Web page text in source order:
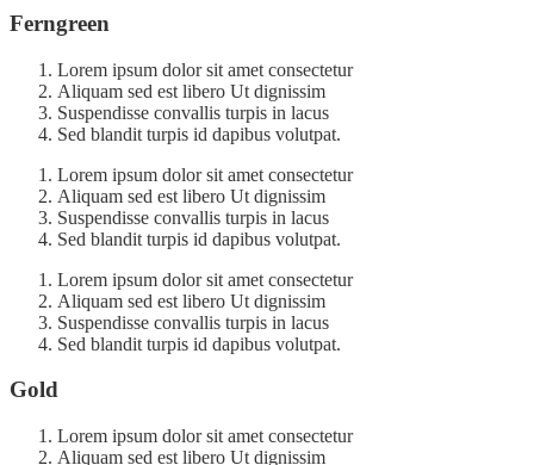
Ferngreen
Lorem ipsum dolor sit amet consectetur
Aliquam sed est libero Ut dignissim
Suspendisse convallis turpis in lacus
Sed blandit turpis id dapibus volutpat.
Lorem ipsum dolor sit amet consectetur
Aliquam sed est libero Ut dignissim
Suspendisse convallis turpis in lacus
Sed blandit turpis id dapibus volutpat.
Lorem ipsum dolor sit amet consectetur
Aliquam sed est libero Ut dignissim
Suspendisse convallis turpis in lacus
Sed blandit turpis id dapibus volutpat.
Gold
Lorem ipsum dolor sit amet consectetur
Aliquam sed est libero Ut dignissim